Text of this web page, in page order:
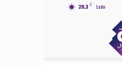
28.3 C León